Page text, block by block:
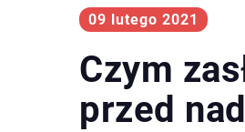
09 lutego 2021
Czym
przed